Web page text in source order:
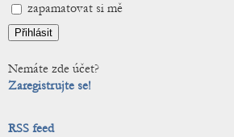
zapamatovat si mě
Nemáte zde účet?
Zaregistrujte se!
RSS feed